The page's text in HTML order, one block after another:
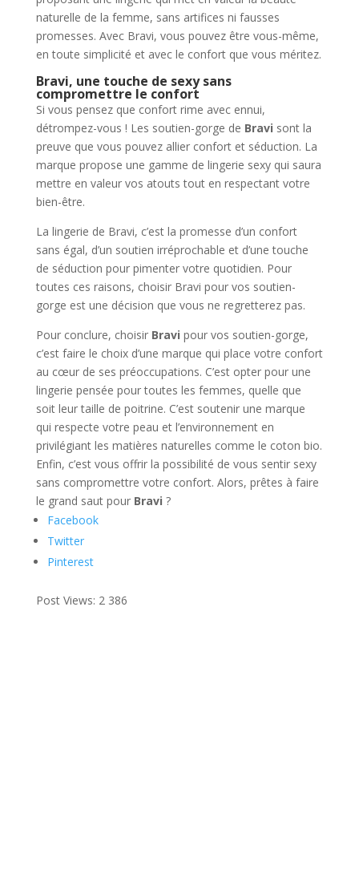
naturelle de la femme, sans artifices ni fausses
promesses. Avec Bravi, vous pouvez être vous-même,
en toute simplicité et avec le confort que vous méritez.
Bravi, une touche de sexy sans
compromettre le confort
Si vous pensez que confort rime avec ennui,
détrompez-vous ! Les soutien-gorge de Bravi sont la
preuve que vous pouvez allier confort et séduction. La
marque propose une gamme de lingerie sexy qui saura
mettre en valeur vos atouts tout en respectant votre
bien-être.
La lingerie de Bravi, c’est la promesse d’un confort
sans égal, d’un soutien irréprochable et d’une touche
de séduction pour pimenter votre quotidien. Pour
toutes ces raisons, choisir Bravi pour vos soutien-
gorge est une décision que vous ne regretterez pas.
Pour conclure, choisir Bravi pour vos soutien-gorge,
c’est faire le choix d’une marque qui place votre confort
au cœur de ses préoccupations. C’est opter pour une
lingerie pensée pour toutes les femmes, quelle que
soit leur taille de poitrine. C’est soutenir une marque
qui respecte votre peau et l’environnement en
privilégiant les matières naturelles comme le coton bio.
Enfin, c’est vous offrir la possibilité de vous sentir sexy
sans compromettre votre confort. Alors, prêtes à faire
le grand saut pour Bravi ?
Facebook
Twitter
Pinterest
Post Views: 2 386